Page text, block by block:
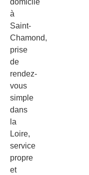
domicile
à
Saint-
Chamond,
prise
de
rendez-
vous
simple
dans
la
Loire,
service
propre
et